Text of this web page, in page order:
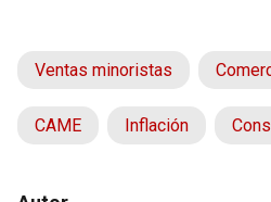
Ventas minoristas
CAME Inflación